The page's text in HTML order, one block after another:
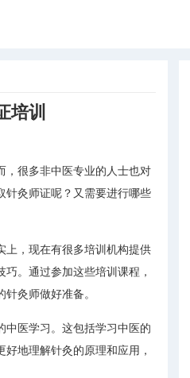
培训
，很多非中医专业的人士也对
针灸师证呢？又需要进行哪些
上，现在有很多培训机构提供
。通过参加这些培训课程，
灸师做好准备。
中医学习。这包括学习中医的
地理解针灸的原理和应用，